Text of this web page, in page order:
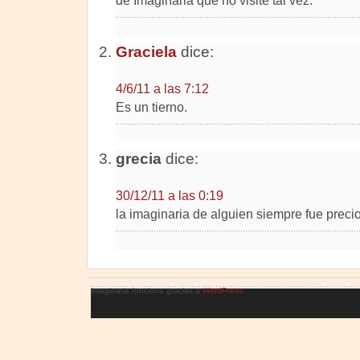
Gracieladice:
4/6/11 a las 7:12
Es un tierno.
greciadice:
30/12/11 a las 0:19
la imaginaria de alguien siempre fue
Imaginaria funciona gracias aWordPress